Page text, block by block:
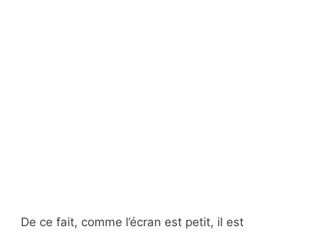
De ce fait, comme l’écran est petit, il est